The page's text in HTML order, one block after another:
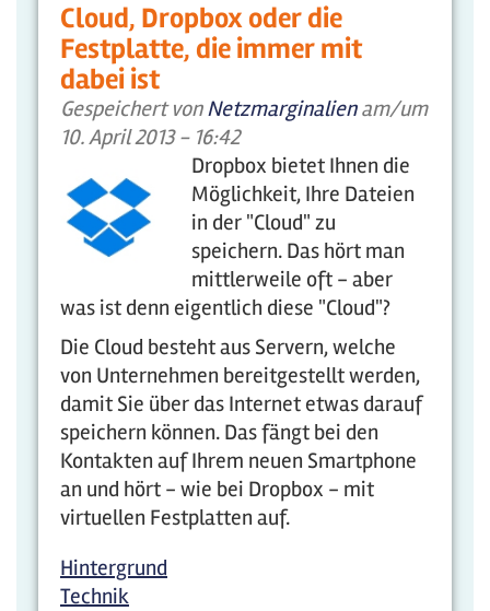
Cloud, Dropbox oder die
Festplatte, die immer mit
dabei ist
Gespeichert vonNetzmarginalienam/um
10. April 2013 - 16:42
Dropbox bietet Ihnen die
Möglichkeit, Ihre Dateien
in der "Cloud" zu
speichern. Das hört man
mittlerweile oft - aber
was ist denn eigentlich diese "Cloud"?
Die Cloud besteht aus Servern, welche
von Unternehmen bereitgestellt werden,
damit Sie über das Internet etwas darauf
speichern können. Das fängt bei den
Kontakten auf Ihrem neuen Smartphone
an und hört - wie bei Dropbox - mit
virtuellen Festplatten auf.
Hintergrund
Technik